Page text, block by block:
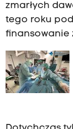
zmarłych
tego roku
finansowanie